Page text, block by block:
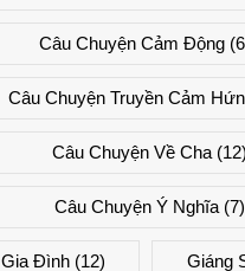
Câu Chuyện Cảm Động
Câu Chuyện Truyền Cảm
Câu Chuyện Về Cha(12)
Câu Chuyện Ý Nghĩa(7)
Gia Đình(12) Giáng